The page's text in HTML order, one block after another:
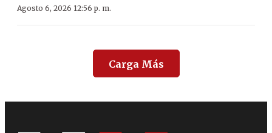
Agosto 6, 2026 12:56 p. m.
Carga Más